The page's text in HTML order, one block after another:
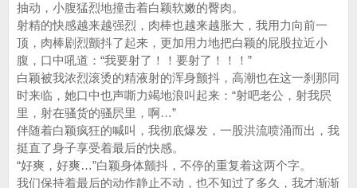
抽动，小腹猛烈地撞击着白颖软嫩的臀肉。
射精的快感越来越强烈，肉棒也越来越胀大，我用力向前一
顶，肉棒剧烈颤抖了起来，更加用力地把白颖的屁股拉近小
腹，口中吼道：“我要射了！！要射了！！！”
白颖被我浓烈滚烫的精液射的浑身颤抖，高潮也在这一刹那同
时来临，她口中也声嘶力竭地浪叫起来：“射吧老公，射我屄
里，射在骚货的骚屄里，啊…”
伴随着白颖疯狂的喊叫，我彻底爆发，一股洪流喷涌而出，我
挺直了身子享受着最后的快感。
“好爽，好爽…”白颖身体颤抖，不停的重复着这两个字。
我们保持着最后的动作静止不动，也不知过了多久，我才渐渐